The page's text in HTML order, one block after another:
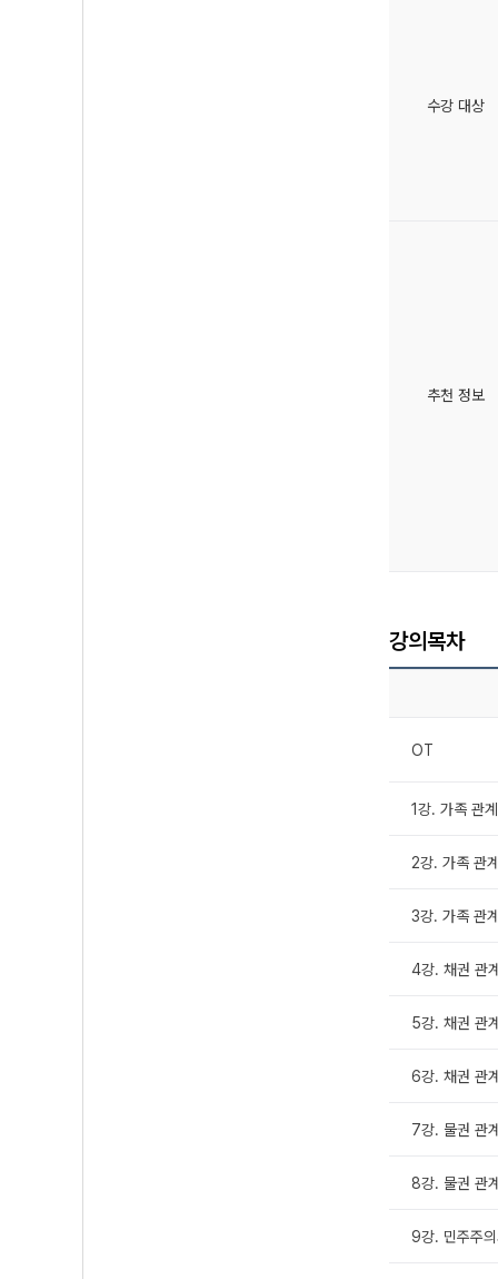
수강 대상
추천 정보
강의목차
OT
1강. 가족 관
2강. 가족 관
3강. 가족 관
4강. 채권 관
5강. 채권 관
6강. 채권 관
7강. 물권 관
8강. 물권 관
9강. 민주주